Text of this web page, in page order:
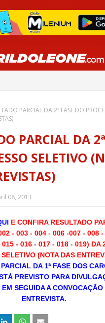
PARCIAL DA 2ª FASE DO
PARCIAL DA
SELETIVO
08, 2013
E CONFIRA RESULTADO
- 003 - 004 - 006 -007 - 008
- 016 - 017 - 018 - 019) DA
SELETIVO (NOTA DAS
DA 1ª FASE DOS
PREVISTO PARA
SEGUIDA A CONVOCAÇÃO
ENTREVISTA.